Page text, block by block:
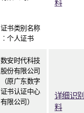
证书类别名称
︰个人证书
料
数安时代科技
股份有限公司
（原广东数字
证书认证中心
有限公司）
详细识
料